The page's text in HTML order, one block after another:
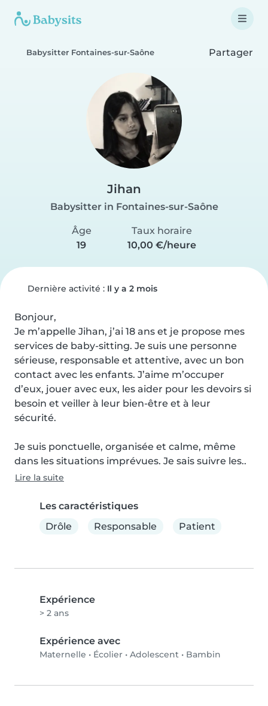
Babysitter Fontaines-sur-Saône Partager
Jihan
Babysitter in Fontaines-sur-Saône
Âge
19
Taux horaire
10,00 €/heure
Dernière activité : Il y a 2 mois
Bonjour,
Je m’appelle Jihan, j’ai 18 ans et je propose mes
services de baby-sitting. Je suis une personne
sérieuse, responsable et attentive, avec un bon
contact avec les enfants. J’aime m’occuper
d’eux, jouer avec eux, les aider pour les devoirs si
besoin et veiller à leur bien-être et à leur
sécurité.
Je suis ponctuelle, organisée et calme, même
dans les situations imprévues. Je sais suivre les..
Lire la suite
Les caractéristiques
Drôle
Responsable Patient
Expérience
> 2 ans
Expérience avec
Maternelle • Écolier • Adolescent • Bambin